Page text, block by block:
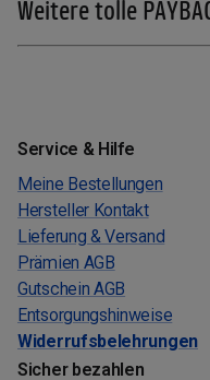
Weitere tolle
Service & Hilfe
Meine Bestellungen
Hersteller Kontakt
Lieferung & Versand
Prämien AGB
Gutschein AGB
Entsorgungshinweise
Widerrufsbelehrungen
Sicher bezahlen